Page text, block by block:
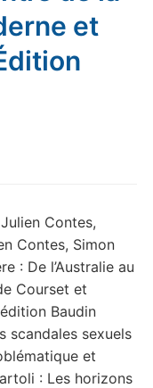
et
Contes,
Contes, Simon
: De l’Australie au
Courset et
Baudin
scandales sexuels
et
: Les horizons